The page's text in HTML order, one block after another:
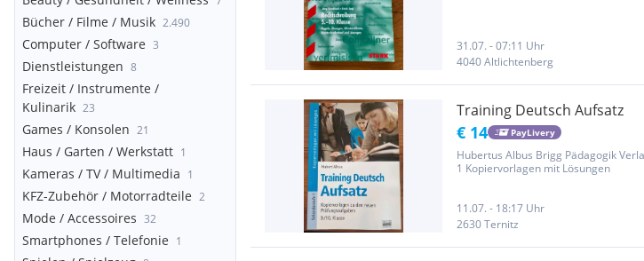
Bücher / Filme / Musik 2.490
Computer / Software 3
Dienstleistungen 8
Freizeit / Instrumente /
Kulinarik 23
Games / Konsolen 21
Haus / Garten / Werkstatt 1
Kameras / TV / Multimedia 1
KFZ-Zubehör / Motorradteile 2
Mode / Accessoires 32
Smartphones / Telefonie 1
31.07. - 07:11 Uhr
4040 Altlichtenberg
Training Deutsch Aufsatz
€ 14 PayLivery
Hubertus Albus Brigg Pädagogik
1 Kopiervorlagen mit Lösungen
11.07. - 18:17 Uhr
2630 Ternitz